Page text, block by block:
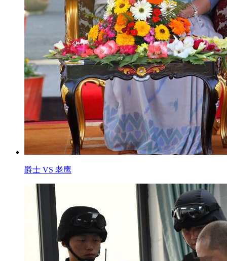
爵士 VS 老鹰